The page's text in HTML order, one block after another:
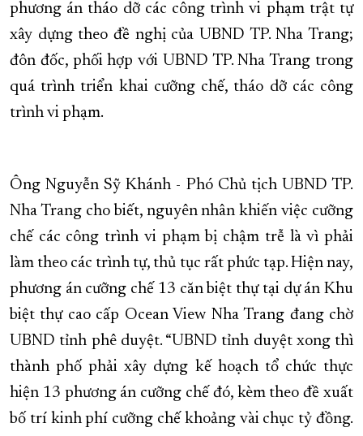
phương án tháo dỡ các công trình vi phạm trật tự
xây dựng theo đề nghị của UBND TP. Nha Trang;
đôn đốc, phối hợp với UBND TP. Nha Trang trong
quá trình triển khai cưỡng chế, tháo dỡ các công
trình vi phạm.
Ông Nguyễn Sỹ Khánh - Phó Chủ tịch UBND TP.
Nha Trang cho biết, nguyên nhân khiến việc cưỡng
chế các công trình vi phạm bị chậm trễ là vì phải
làm theo các trình tự, thủ tục rất phức tạp. Hiện nay,
phương án cưỡng chế 13 căn biệt thự tại dự án Khu
biệt thự cao cấp Ocean View Nha Trang đang chờ
UBND tỉnh phê duyệt. “UBND tỉnh duyệt xong thì
thành phố phải xây dựng kế hoạch tổ chức thực
hiện 13 phương án cưỡng chế đó, kèm theo đề xuất
bố trí kinh phí cưỡng chế khoảng vài chục tỷ đồng.